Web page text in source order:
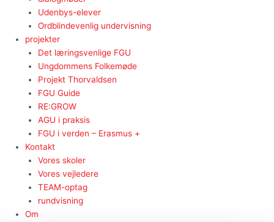
Udenbys-elever
Ordblindevenlig undervisning
projekter
Det læringsvenlige FGU
Ungdommens Folkemøde
Projekt Thorvaldsen
FGU Guide
RE:GROW
AGU i praksis
FGU i verden – Erasmus +
Kontakt
Vores skoler
Vores vejledere
TEAM-optag
rundvisning
Om